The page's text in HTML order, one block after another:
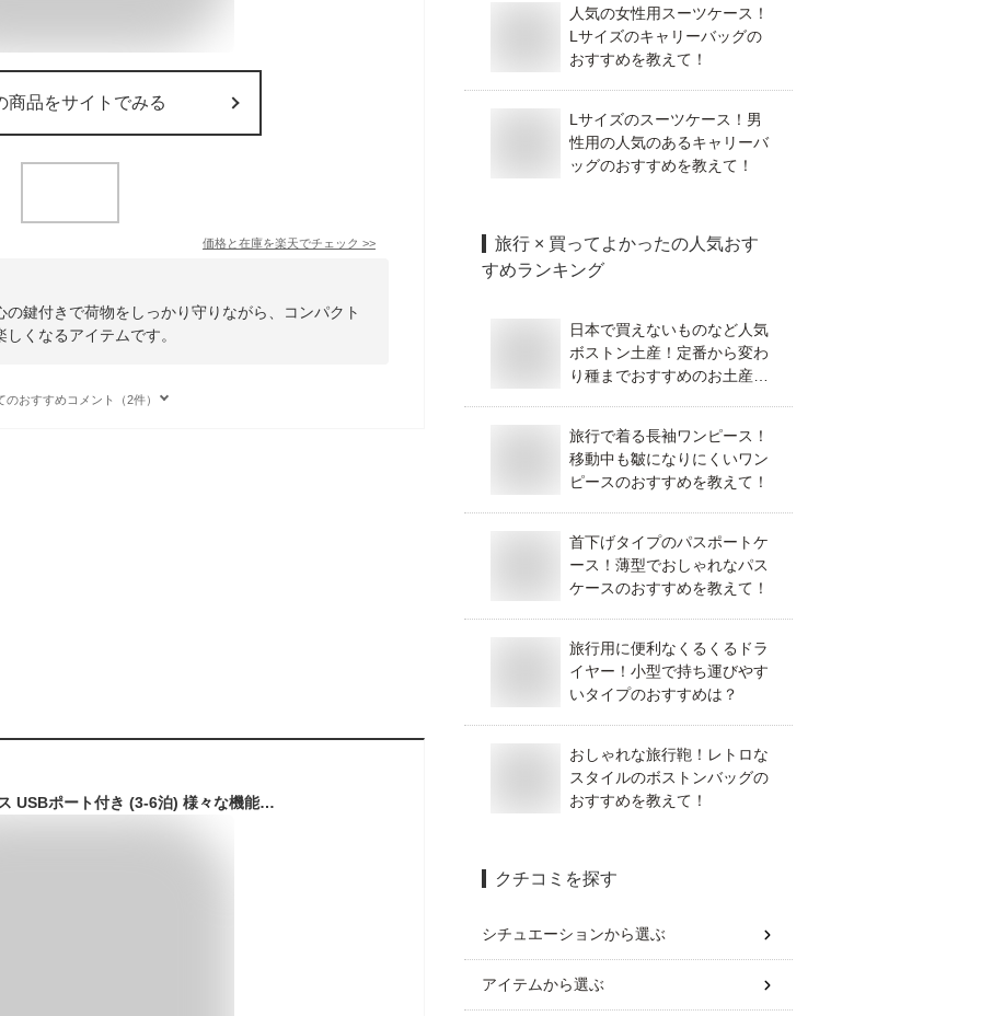
商品をサイトでみる
価格と在庫を楽天でチェック >>
鍵付きで荷物をしっかり守りながら、コンパクト
くなるアイテムです。
のおすすめコメント（2件）
[JOYME] スーツケース USBポート付き (3-6泊) 様々な機能で快適な旅行をサポート (カップホルダー付き/フック機能/TSAロック/収納力◎ / 軽量/静音) 国内線 国際線 キャリーケース キャリーバッグ (ミルクホワイト/Mサイズ 45L)
人気の女性用スーツケース！
Lサイズのキャリーバッグの
おすすめを教えて！
Lサイズのスーツケース！男
性用の人気のあるキャリーバ
ッグのおすすめを教えて！
旅行 × 買ってよかったの人気おす
すめランキング
日本で買えないものなど人気
ボストン土産！定番から変わ
り種までおすすめのお土産を
旅行で着る長袖ワンピース！
移動中も皺になりにくいワン
ピースのおすすめを教えて！
首下げタイプのパスポートケ
ース！薄型でおしゃれなパス
ケースのおすすめを教えて！
旅行用に便利なくるくるドラ
イヤー！小型で持ち運びやす
いタイプのおすすめは？
おしゃれな旅行鞄！レトロな
スタイルのボストンバッグの
おすすめを教えて！
クチコミを探す
シチュエーションから選ぶ
アイテムから選ぶ